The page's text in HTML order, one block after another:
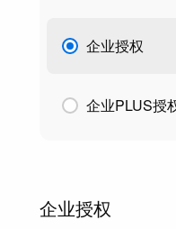
企业授权
企业PLUS授
企业授权